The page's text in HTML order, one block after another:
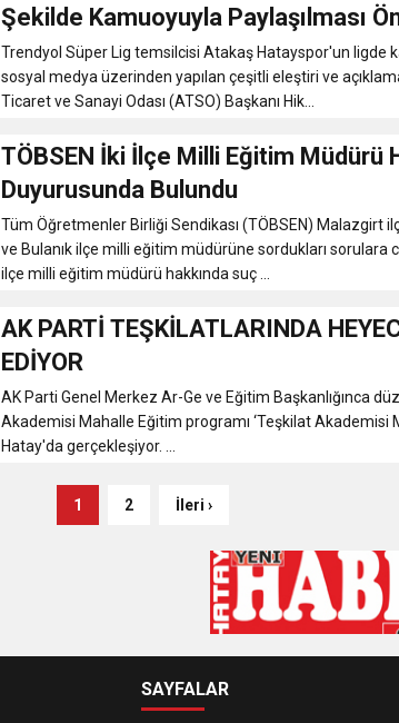
Şekilde Kamuoyuyla Paylaşılması
Trendyol Süper Lig temsilcisi Atakaş Hatayspor'un ligde
sosyal medya üzerinden yapılan çeşitli eleştiri ve
Ticaret ve Sanayi Odası (ATSO) Başkanı Hik...
TÖBSEN İki İlçe Milli Eğitim Müdürü
Duyurusunda Bulundu
Tüm Öğretmenler Birliği Sendikası (TÖBSEN) Malazgirt
ve Bulanık ilçe milli eğitim müdürüne sordukları sorulara
ilçe milli eğitim müdürü hakkında suç ...
AK PARTİ TEŞKİLATLARINDA
EDİYOR
AK Parti Genel Merkez Ar-Ge ve Eğitim Başkanlığınca
Akademisi Mahalle Eğitim programı ‘Teşkilat Akademisi
Hatay'da gerçekleşiyor. ...
1 2 İleri ›
SAYFALAR